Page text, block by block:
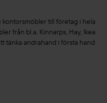
till företag i hela
från bl.a. Kinnarps, Hay, Ikea
tänka andrahand i första hand